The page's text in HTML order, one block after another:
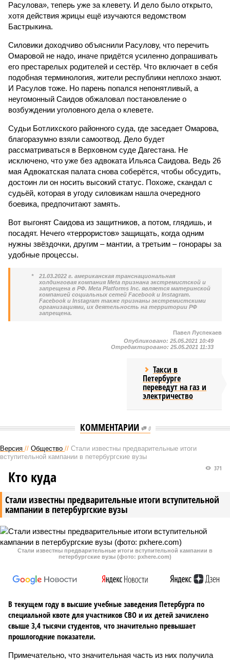
Расулова», теперь уже за клевету. И дело было открыто,
хотя действия жрицы ещё изучаются ведомством
Бастрыкина.
Силовики доходчиво объяснили Расулову, что перечить
Омаровой не надо, иначе придётся усиленно допрашивать
его престарелых родителей и сестёр. Что включает в себя
подобная терминология, жители республики неплохо знают.
И Расулов тоже. Но парень попался непонятливый, а
неугомонный Саидов обжаловал постановление о
возбуждении уголовного дела о клевете.
Судьи Ботлихского районного суда, где заседает Омарова,
благоразумно взяли самоотвод. Дело будет
рассматриваться в Верховном суде Дагестана. Не
исключено, что уже без адвоката Ильяса Саидова. Ведь 26
мая Адвокатская палата снова соберётся, чтобы обсудить,
достоин ли он носить высокий статус. Похоже, скандал с
судьёй, которая в угоду силовикам нашла очередного
боевика, предпочитают замять.
Вот выгонят Саидова из защитников, а потом, глядишь, и
посадят. Нечего «террористов» защищать, когда одним
нужны звёздочки, другим – мантии, а третьим – гонорары за
удобные процессы.
*
21.03.2022 г. американская транснациональная
холдинговая компания Meta признана экстремистской и
запрещена в РФ. Meta Platforms Inc. является материнской
компанией социальных сетей Facebook и Instagram.
Facebook и Instagram также признаны экстремистскими
организациями, их деятельность на территории РФ
запрещена.
Павел Луспекаев
Опубликовано: 25.05.2021 10:49
Отредактировано: 25.05.2021 11:33
Такси в
Петербурге
переведут на газ и
электричество
КОММЕНТАРИИ 0
Версия // Общество // Стали известны предварительные итоги
вступительной кампании в петербургские вузы
Стали известны предварительные итоги вступительной
кампании в петербургские вузы
371
Кто куда
Стали известны предварительные итоги вступительной кампании в
петербургские вузы (фото: pxhere.com)
В текущем году в высшие учебные заведения Петербурга по
специальной квоте для участников СВО и их детей зачислено
свыше 3,4 тысячи студентов, что значительно превышает
прошлогодние показатели.
Примечательно, что значительная часть из них получила